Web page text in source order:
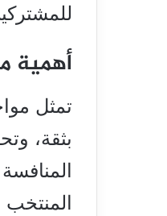
أهمية
تمثل
بثقة،
المنتخب